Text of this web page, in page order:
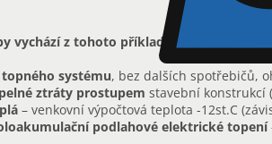
vychází z tohoto příkladového zadání:
systému, bez dalších spotřebičů,
ztráty prostupem stavební konstrukcí
– venkovní výpočtová teplota -12st.C
podlahové elektrické topení